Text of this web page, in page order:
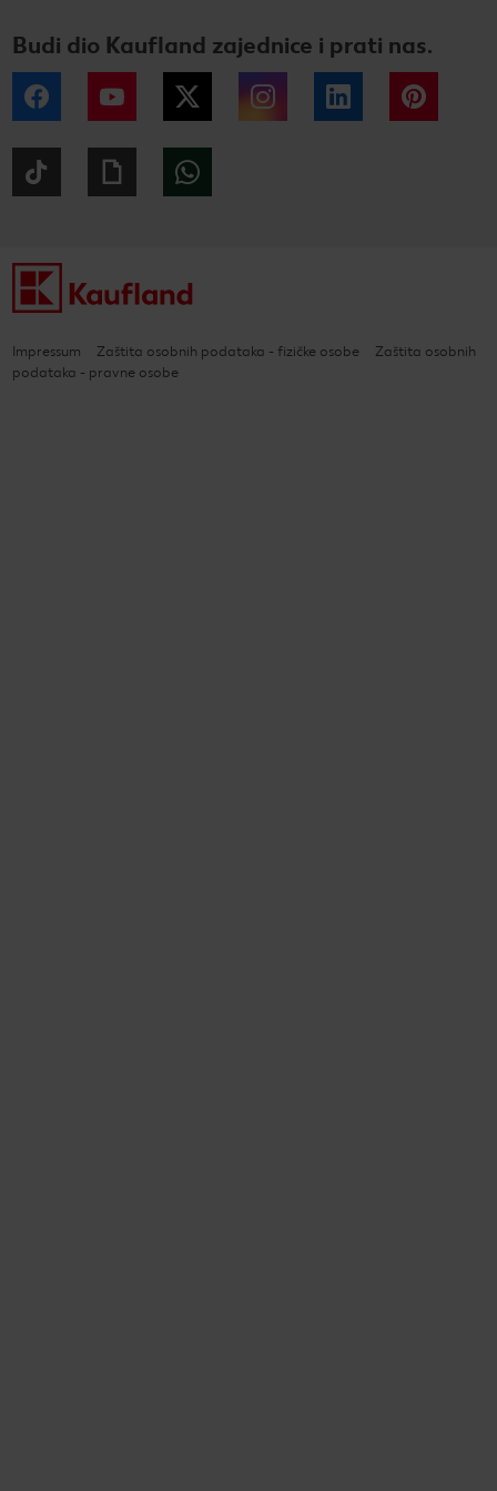
Budi dio Kaufland zajednice i prati nas.
Facebook YouTube Twitter Instagram LinkedIn
Giphy
Impressum Zaštita osobnih podataka - fizičke osobe
Zaštita osobnih
podataka - pravne osobe